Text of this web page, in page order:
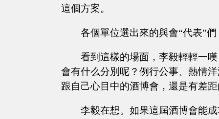
這個方案。
各個單位選出來的與會“代表”
看到這樣的場面，李毅輕輕一
會有什么分別呢？例行公事、熱情
跟自己心目中的酒博會，還是有差
李毅在想。如果這屆酒博會能